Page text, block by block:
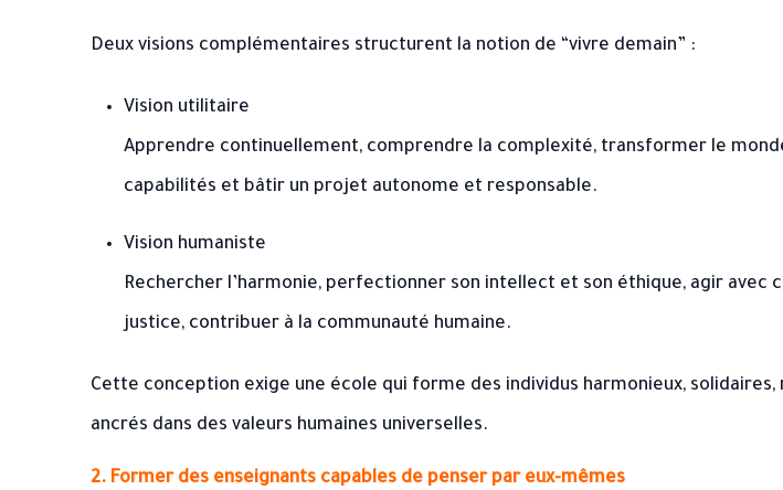
Deux visions complémentaires structurent la notion de “vivre demain” :
Vision utilitaire
Apprendre continuellement, comprendre la complexité, transformer le
capabilités et bâtir un projet autonome et responsable.
Vision humaniste
Rechercher l’harmonie, perfectionner son intellect et son éthique, agir avec
justice, contribuer à la communauté humaine.
Cette conception exige une école qui forme des individus harmonieux, solidaires,
ancrés dans des valeurs humaines universelles.
2. Former des enseignants capables de penser par eux-mêmes